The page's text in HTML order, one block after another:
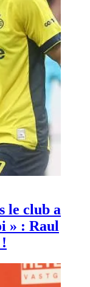
le club a
» : Raul